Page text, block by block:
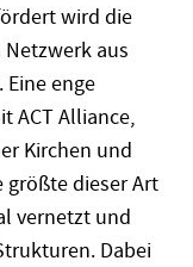
wird die
aus
enge
ACT Alliance,
Kirchen und
größte dieser Art
vernetzt und
Dabei